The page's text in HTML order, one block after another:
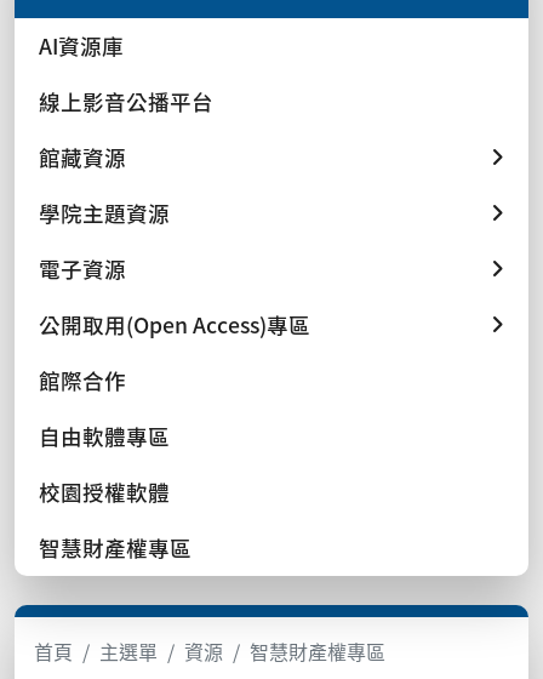
AI資源庫
線上影音公播平台
館藏資源
學院主題資源
電子資源
公開取用(Open Access)專區
館際合作
自由軟體專區
校園授權軟體
智慧財產權專區
首頁 主選單 資源 智慧財產權專區